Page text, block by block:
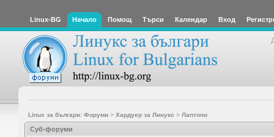
Linux-BG Начало Помощ Търси Календар Вход
Linux за българи: Форуми> Хардуер за Линукс > Лаптопи
Суб-форуми